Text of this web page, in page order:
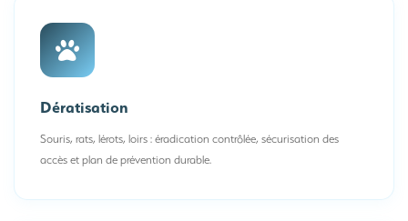
Dératisation
Souris, rats, lérots, loirs : éradication contrôlée, sécurisation des
accès et plan de prévention durable.